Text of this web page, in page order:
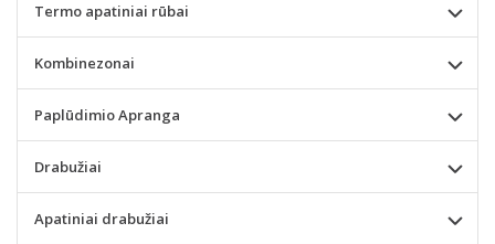
Termo apatiniai rūbai
Kombinezonai
Paplūdimio Apranga
Drabužiai
Apatiniai drabužiai